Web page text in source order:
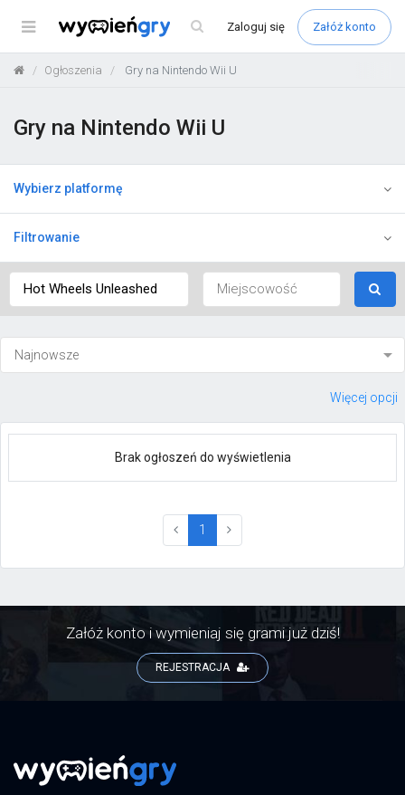
Menu Zaloguj się Załóż konto
Ogłoszenia Gry na Nintendo Wii U
Gry na Nintendo Wii U
Wybierz platformę
Filtrowanie
Więcej opcji
Brak ogłoszeń do wyświetlenia
1 (current)
Załóż konto i wymieniaj się grami już dziś!
REJESTRACJA